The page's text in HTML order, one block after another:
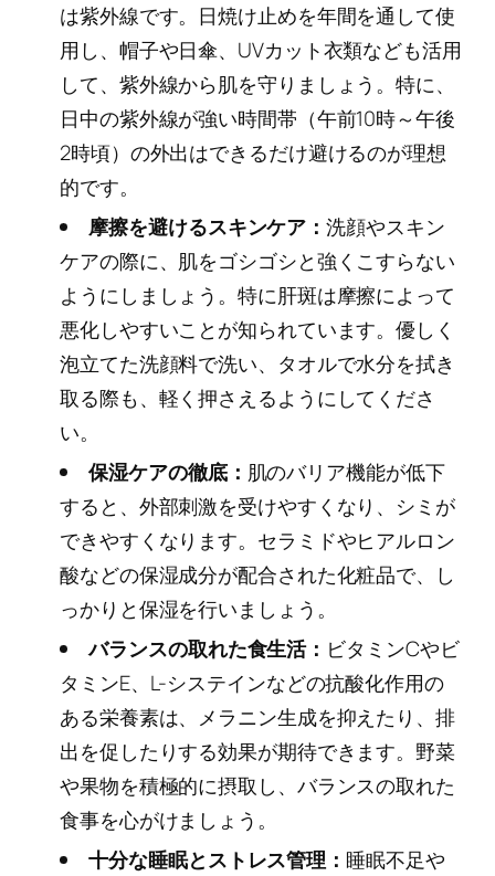
は紫外線です。日焼け止めを年間を通して使
用し、帽子や日傘、UVカット衣類なども活用
して、紫外線から肌を守りましょう。特に、
日中の紫外線が強い時間帯（午前10時～午後
2時頃）の外出はできるだけ避けるのが理想
的です。
摩擦を避けるスキンケア：洗顔やスキン
ケアの際に、肌をゴシゴシと強くこすらない
ようにしましょう。特に肝斑は摩擦によって
悪化しやすいことが知られています。優しく
泡立てた洗顔料で洗い、タオルで水分を拭き
取る際も、軽く押さえるようにしてくださ
い。
保湿ケアの徹底： 肌のバリア機能が低下
すると、外部刺激を受けやすくなり、シミが
できやすくなります。セラミドやヒアルロン
酸などの保湿成分が配合された化粧品で、し
っかりと保湿を行いましょう。
バランスの取れた食生活： ビタミンCやビ
タミンE、L-システインなどの抗酸化作用の
ある栄養素は、メラニン生成を抑えたり、排
出を促したりする効果が期待できます。野菜
や果物を積極的に摂取し、バランスの取れた
食事を心がけましょう。
十分な睡眠とストレス管理：睡眠不足や